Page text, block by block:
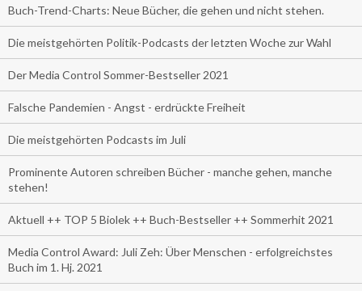
Buch-Trend-Charts: Neue Bücher, die gehen und nicht stehen.
Die meistgehörten Politik-Podcasts der letzten Woche zur Wahl
Der Media Control Sommer-Bestseller 2021
Falsche Pandemien - Angst - erdrückte Freiheit
Die meistgehörten Podcasts im Juli
Prominente Autoren schreiben Bücher - manche gehen, manche
stehen!
Aktuell ++ TOP 5 Biolek ++ Buch-Bestseller ++ Sommerhit 2021
Media Control Award: Juli Zeh: Über Menschen - erfolgreichstes
Buch im 1. Hj. 2021